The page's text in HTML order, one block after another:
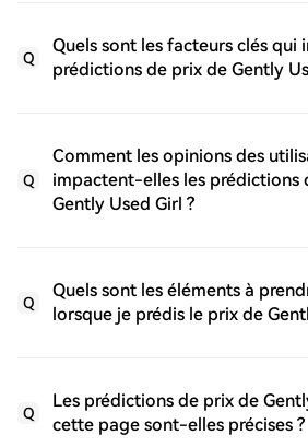
Q
Quels sont les facteurs clés qui
prédictions de prix de Gently
Q
Comment les opinions des
impactent-elles les prédictions
Gently Used Girl ?
Q
Quels sont les éléments à
lorsque je prédis le prix de
Q
Les prédictions de prix de
cette page sont-elles précises ?